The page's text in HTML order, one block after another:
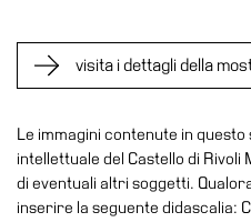
Ricerca
Visite
guidate
visita i dettagli della
Le immagini contenute in
intellettuale del Castello di Rivoli
di eventuali altri soggetti.
inserire la seguente didascalia: